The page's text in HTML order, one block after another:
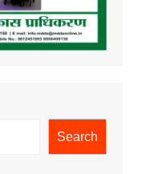
Search